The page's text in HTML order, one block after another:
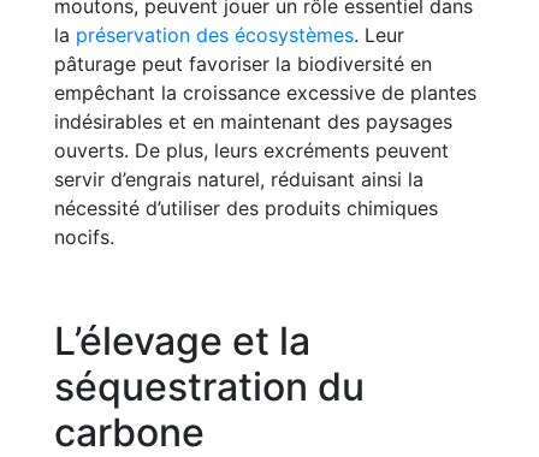
moutons, peuvent jouer un rôle essentiel dans
la préservation des écosystèmes. Leur
pâturage peut favoriser la biodiversité en
empêchant la croissance excessive de plantes
indésirables et en maintenant des paysages
ouverts. De plus, leurs excréments peuvent
servir d’engrais naturel, réduisant ainsi la
nécessité d’utiliser des produits chimiques
nocifs.
L’élevage et la
séquestration du
carbone